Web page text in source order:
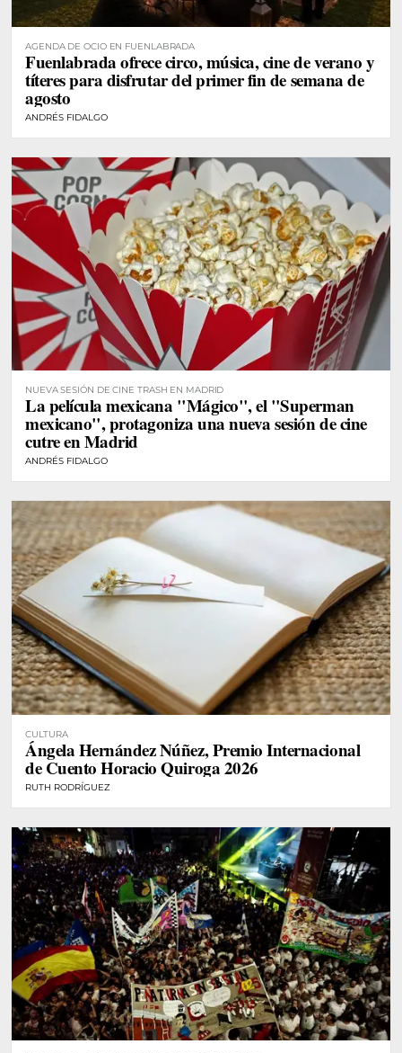
AGENDA DE OCIO EN FUENLABRADA
Fuenlabrada ofrece circo, música, cine de verano y
títeres para disfrutar del primer fin de semana de
agosto
ANDRÉS FIDALGO
NUEVA SESIÓN DE CINE TRASH EN MADRID
La película mexicana "Mágico", el "Superman
mexicano", protagoniza una nueva sesión de cine
cutre en Madrid
ANDRÉS FIDALGO
CULTURA
Ángela Hernández Núñez, Premio Internacional
de Cuento Horacio Quiroga 2026
RUTH RODRÍGUEZ